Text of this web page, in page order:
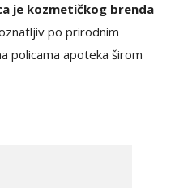
je kozmetičkog brenda
po prirodnim
policama apoteka širom